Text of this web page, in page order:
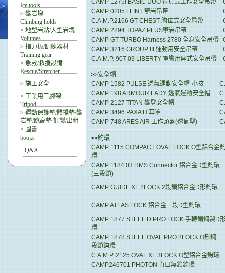
Ice tools
> 攀岩塊
Climbing holds
> 地型岩點/大型岩塊
Volumes
> 指力板/訓練器材
Training gear
> 急救/救援設備
Rescue/Stretcher
> 施工安全
> 工業用三腳架
Tripod
> 運動保護墊/體操墊/攀
岩墊/跳高墊 訂製/出租
> 圖書
books
Q&A
CAMP 1275I BASIC DUO 背負式工作安全吊帶
CAMP 0205 FLINT 攀岩吊帶
C.A.M.P.2166 GT CHEST 胸位式安全肩帶
CAMP 2294 TOPAZ PLUS攀岩吊帶
CAMP GT TURBO Harness 2780 全身安全吊帶
CAMP 3216 GROUP III 運動用安全吊帶
C.A.M.P. 907.03 LIBERTY 軍警用座式安全吊帶
>>安全帽
CAMP 1582 PULSE 透氣運動安全帽-小孩
CAMP 198 ARMOUR LADY 透氣運動安全帽
CAMP 2127 TITAN 攀登安全帽
CAMP 3496 PAXA H 耳罩
CAMP 748 ARES AIR 工作頭盔(透氣型)
>>鉤環
CAMP 1115 COMPACT OVAL LOCK O型鋁合金
環
CAMP 1184.03 HMS Connector 鋁合金D型鉤環
(三段鎖)
CAMP GUIDE XL 2LOCK 2段鎖鋁合金D形鉤環
CAMP ATLAS LOCK 鋁合金二段D型鉤環
CAMP 1877 STEEL D PRO LOCK 手轉鎖鋼製D
環
CAMP 1878 STEEL OVAL PRO 2LOCK O形鋼二
段鎖鉤環
C.A.M.P. 2125 OVAL XL 3LOCK O型鋁合金鉤環
CAMP246701 PHOTON 直口無鎖鉤環